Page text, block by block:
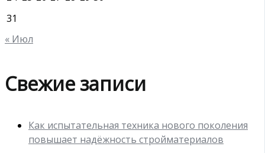
31
« Июл
Свежие записи
Как испытательная техника нового поколения
повышает надёжность стройматериалов